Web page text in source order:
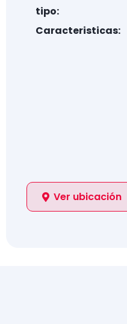
tipo:
Caracteristicas:
Ver ubicación